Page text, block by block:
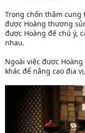
Trong chốn thâm
được Hoàng thượng
được Hoàng đế chú ý,
nhau.
Ngoài việc được
khác để nâng cao địa